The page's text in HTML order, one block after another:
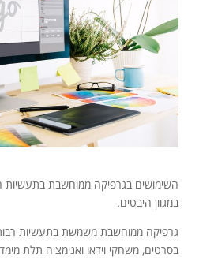
השימושים בגרפיקה ממוחשבת בתעשיות
במגוון היבטים.
גרפיקה ממוחשבת משמשת בתעשיות
בסרטים, משחקי וידאו ואנימציה תלת